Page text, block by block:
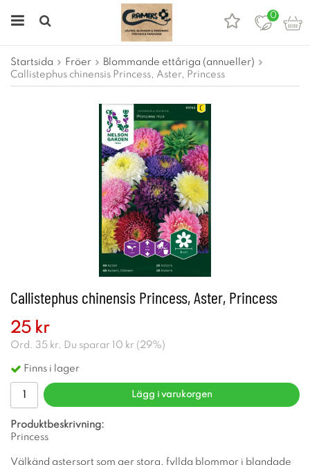
0
Startsida Fröer
Blommande ettåriga (annueller)
Callistephus chinensis Princess, Aster, Princess
Callistephus chinensis Princess, Aster, Princess
25 kr
Ord. 35 kr. Du sparar 10 kr ( 29%)
Finns i lager
Lägg i varukorgen
Produktbeskrivning:
Princess
Välkänd astersort som ger stora, fyllda blommor i blandade